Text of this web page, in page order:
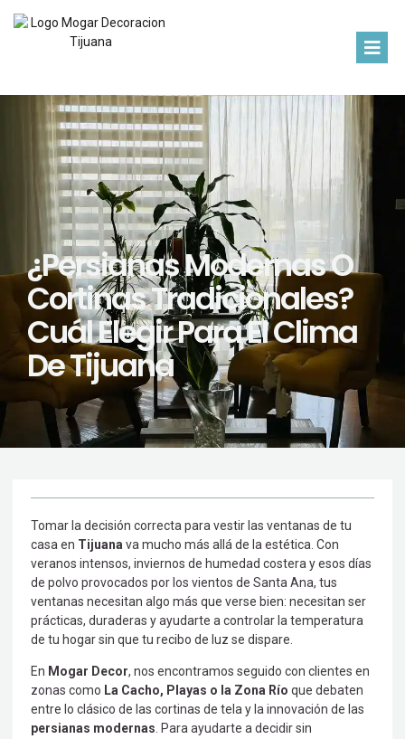
¿Persianas Modernas O
Cortinas Tradicionales?
Cuál Elegir Para El Clima
De Tijuana
Tomar la decisión correcta para vestir las ventanas de tu
casa en Tijuana va mucho más allá de la estética. Con
veranos intensos, inviernos de humedad costera y esos días
de polvo provocados por los vientos de Santa Ana, tus
ventanas necesitan algo más que verse bien: necesitan ser
prácticas, duraderas y ayudarte a controlar la temperatura
de tu hogar sin que tu recibo de luz se dispare.
En Mogar Decor, nos encontramos seguido con clientes en
zonas como La Cacho, Playas o la Zona Río que debaten
entre lo clásico de las cortinas de tela y la innovación de las
persianas modernas. Para ayudarte a decidir sin